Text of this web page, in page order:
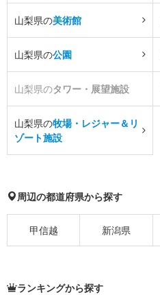
山梨県の美術館
山梨県の公園
山梨県のタワー・展望施設
山梨県の牧場・レジャー＆リ
ゾート施設
周辺の都道府県から探す
甲信越 新潟県
ランキングから探す